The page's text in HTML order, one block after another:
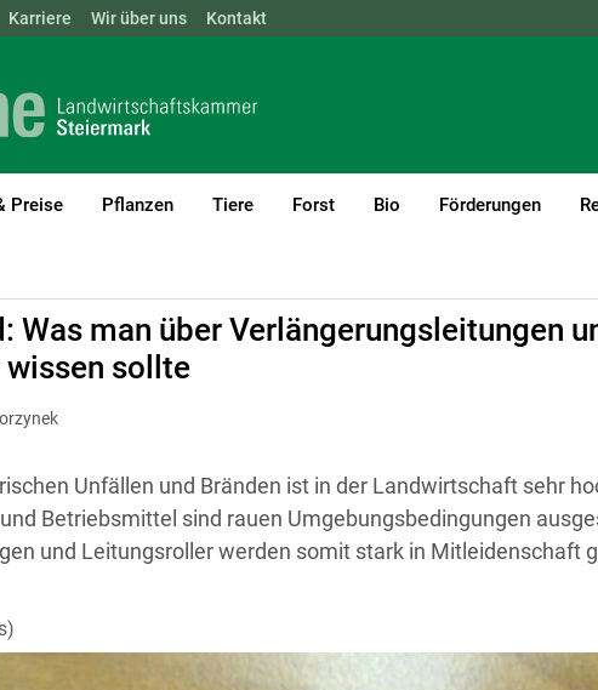
ÖSTERREICH BGLD KTN NÖ
Karriere Wir über uns Kontakt
Preise Pflanzen Tiere Forst Bio Förderungen
& Technik
Was man über Verlängerungsleitungen
sollte
Unfällen und Bränden ist in der Landwirtschaft sehr
Betriebsmittel sind rauen Umgebungsbedingungen
und Leitungsroller werden somit stark in Mitleidenschaft